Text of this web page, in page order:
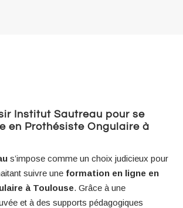
Institut Sautreau pour se
en Prothésiste Ongulaire à
s’impose comme un choix judicieux pour
suivre une formation en ligne en
à Toulouse. Grâce à une
et à des supports pédagogiques